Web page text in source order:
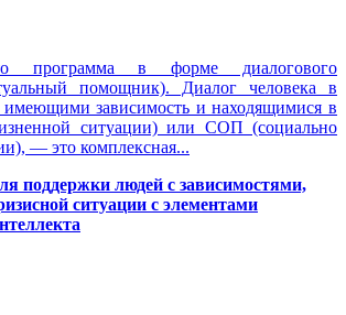
программа в форме диалогового
помощник). Диалог человека в
имеющими зависимость и находящимися в
ситуации) или СОП (социально
— это комплексная...
поддержки людей с зависимостями,
ситуации с элементами